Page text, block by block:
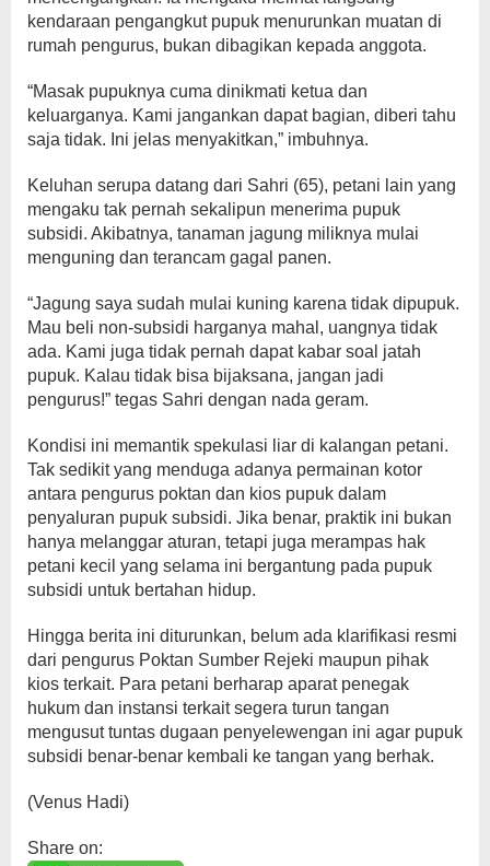
kendaraan pengangkut pupuk menurunkan muatan di
rumah pengurus, bukan dibagikan kepada anggota.
“Masak pupuknya cuma dinikmati ketua dan
keluarganya. Kami jangankan dapat bagian, diberi tahu
saja tidak. Ini jelas menyakitkan,” imbuhnya.
Keluhan serupa datang dari Sahri (65), petani lain yang
mengaku tak pernah sekalipun menerima pupuk
subsidi. Akibatnya, tanaman jagung miliknya mulai
menguning dan terancam gagal panen.
“Jagung saya sudah mulai kuning karena tidak dipupuk.
Mau beli non-subsidi harganya mahal, uangnya tidak
ada. Kami juga tidak pernah dapat kabar soal jatah
pupuk. Kalau tidak bisa bijaksana, jangan jadi
pengurus!” tegas Sahri dengan nada geram.
Kondisi ini memantik spekulasi liar di kalangan petani.
Tak sedikit yang menduga adanya permainan kotor
antara pengurus poktan dan kios pupuk dalam
penyaluran pupuk subsidi. Jika benar, praktik ini bukan
hanya melanggar aturan, tetapi juga merampas hak
petani kecil yang selama ini bergantung pada pupuk
subsidi untuk bertahan hidup.
Hingga berita ini diturunkan, belum ada klarifikasi resmi
dari pengurus Poktan Sumber Rejeki maupun pihak
kios terkait. Para petani berharap aparat penegak
hukum dan instansi terkait segera turun tangan
mengusut tuntas dugaan penyelewengan ini agar pupuk
subsidi benar-benar kembali ke tangan yang berhak.
(Venus Hadi)
Share on: